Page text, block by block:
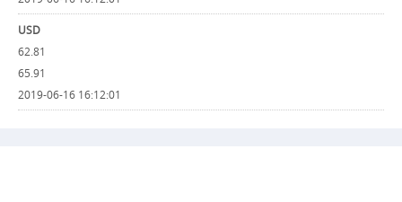
USD
62.81
65.91
2019-06-16 16:12:01